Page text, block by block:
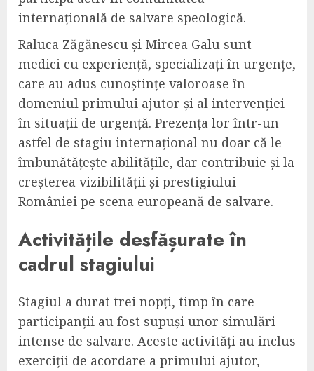
internațională de salvare speologică.
Raluca Zăgănescu și Mircea Galu sunt
medici cu experiență, specializați în urgențe,
care au adus cunoștințe valoroase în
domeniul primului ajutor și al intervenției
în situații de urgență. Prezența lor într-un
astfel de stagiu internațional nu doar că le
îmbunătățește abilitățile, dar contribuie și la
creșterea vizibilității și prestigiului
României pe scena europeană de salvare.
Activitățile desfășurate în
cadrul stagiului
Stagiul a durat trei nopți, timp în care
participanții au fost supuși unor simulări
intense de salvare. Aceste activități au inclus
exerciții de acordare a primului ajutor,